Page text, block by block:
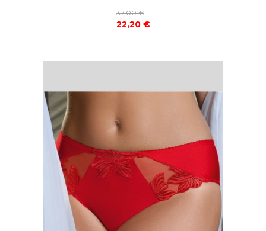
37,00 €
22,20 €